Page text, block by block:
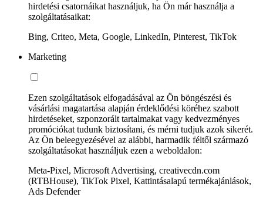
hirdetési csatornáikat használjuk, ha Ön már használja a
szolgáltatásaikat:
Bing, Criteo, Meta, Google, LinkedIn, Pinterest, TikTok
Marketing
Ezen szolgáltatások elfogadásával az Ön böngészési és
vásárlási magatartása alapján érdeklődési köréhez szabott
hirdetéseket, szponzorált tartalmakat vagy kedvezményes
promóciókat tudunk biztosítani, és mérni tudjuk azok sikerét.
Az Ön beleegyezésével az alábbi, harmadik féltől származó
szolgáltatásokat használjuk ezen a weboldalon:
Meta-Pixel, Microsoft Advertising, creativecdn.com
(RTBHouse), TikTok Pixel, Kattintásalapú termékajánlások,
Ads Defender